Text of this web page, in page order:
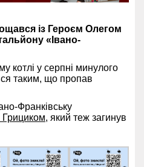
із Героєм Олегом
«Івано-
котлі у серпні минулого
таким, що пропав
Франківську
, який теж загинув